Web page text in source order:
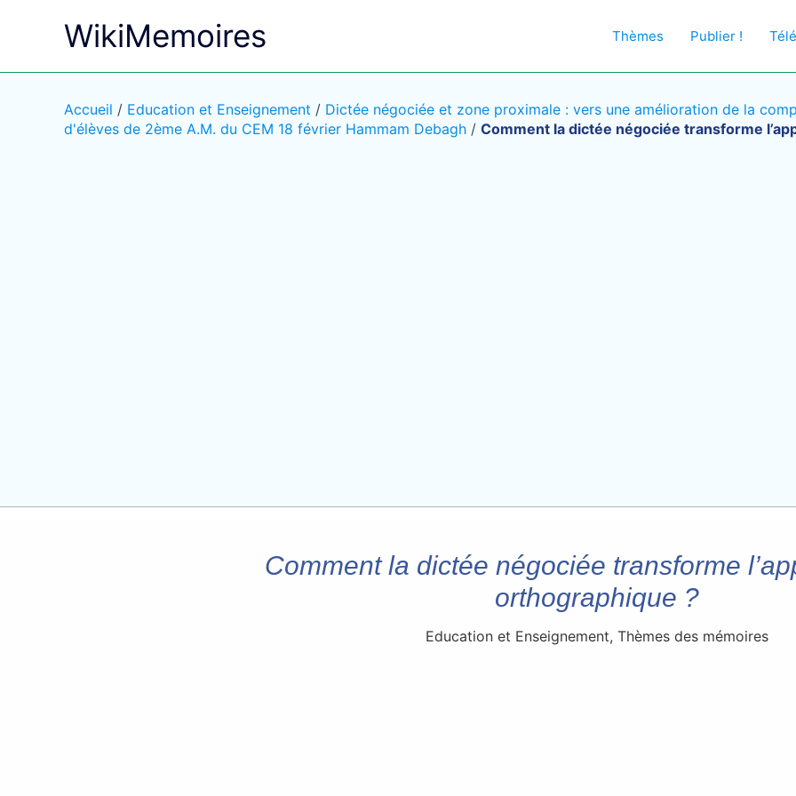
WikiMemoires Thèmes Publier !
Accueil / Education et Enseignement / Dictée négociée et zone proximale : vers une amélioration de la
d'élèves de 2ème A.M. du CEM 18 février Hammam Debagh / Comment la dictée négociée transforme
Comment la dictée négociée transforme
orthographique ?
Education et Enseignement, Thèmes des mémoires